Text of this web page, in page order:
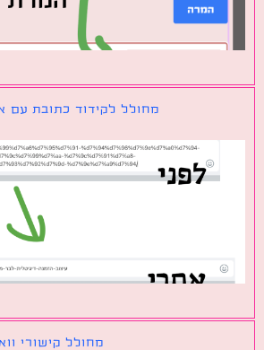
מחולל לקידוד כתובת עם אותיות
מחולל קישורי וואצאפ